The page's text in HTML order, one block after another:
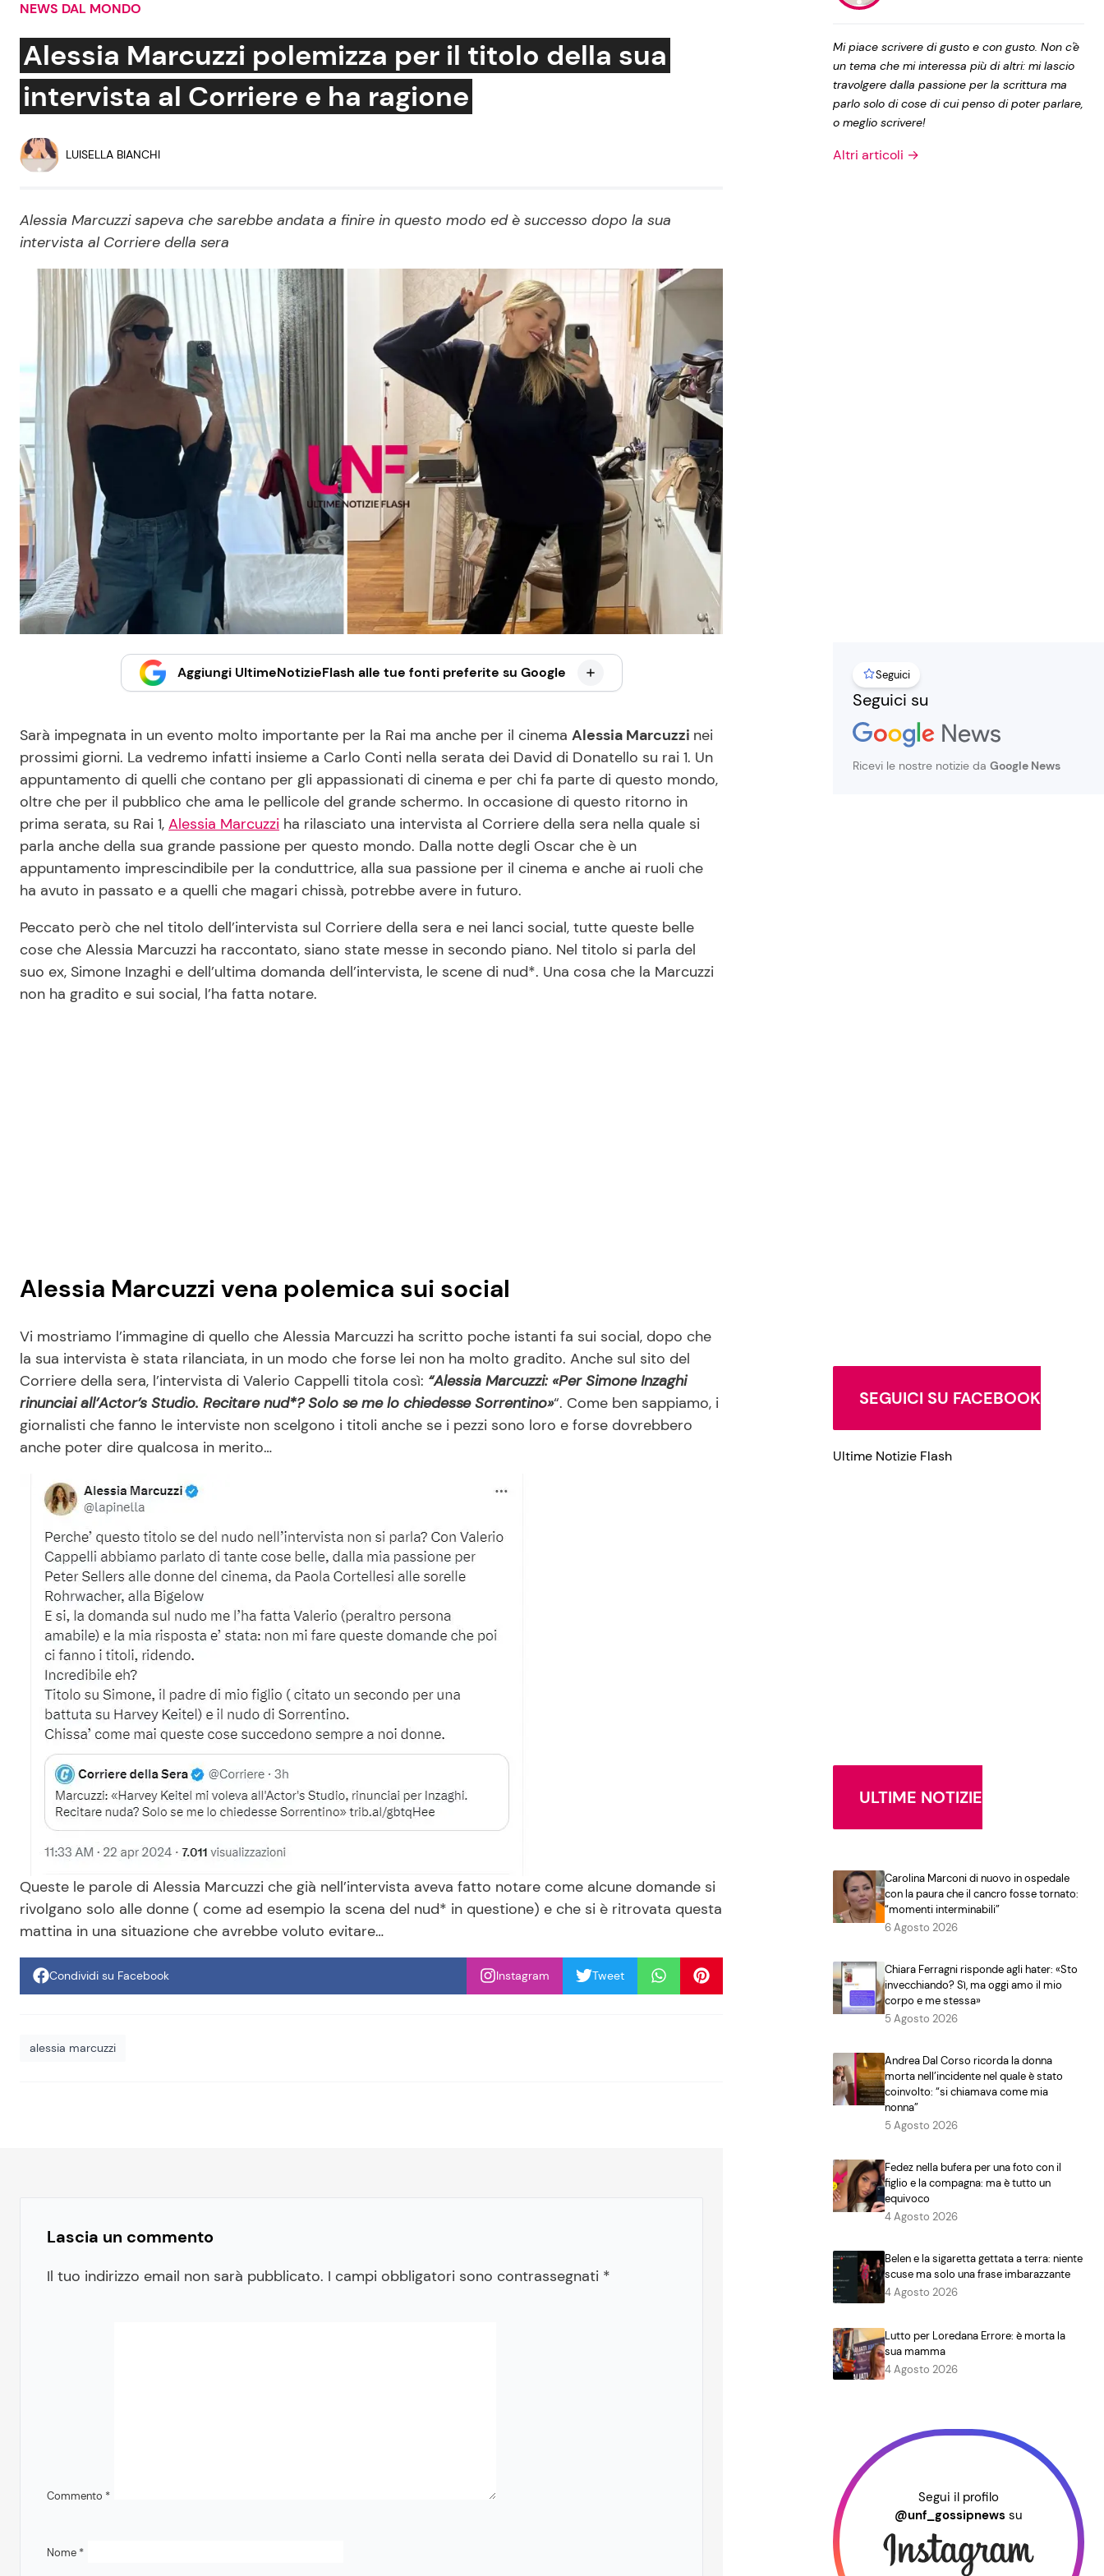
Social News
News dal mondo
Benessere
Mondo Mamma
Salute
Viaggi e Turismo
Festività
Le Ricette in TV
Ricette Feste
Ricette per Bambini
Privacy Policy
NEWS DAL MONDO
Alessia Marcuzzi polemizza per il titolo della sua
intervista al Corriere e ha ragione
LUISELLA BIANCHI
Alessia Marcuzzi sapeva che sarebbe andata a finire in questo modo ed è successo dopo la sua
intervista al Corriere della sera
Aggiungi UltimeNotizieFlash alle tue fonti preferite su Google
Sarà impegnata in un evento molto importante per la Rai ma anche per il cinema Alessia Marcuzzi nei
prossimi giorni. La vedremo infatti insieme a Carlo Conti nella serata dei David di Donatello su rai 1. Un
appuntamento di quelli che contano per gli appassionati di cinema e per chi fa parte di questo mondo,
oltre che per il pubblico che ama le pellicole del grande schermo. In occasione di questo ritorno in
prima serata, su Rai 1, Alessia Marcuzzi ha rilasciato una intervista al Corriere della sera nella quale si
parla anche della sua grande passione per questo mondo. Dalla notte degli Oscar che è un
appuntamento imprescindibile per la conduttrice, alla sua passione per il cinema e anche ai ruoli che
ha avuto in passato e a quelli che magari chissà, potrebbe avere in futuro.
Peccato però che nel titolo dell’intervista sul Corriere della sera e nei lanci social, tutte queste belle
cose che Alessia Marcuzzi ha raccontato, siano state messe in secondo piano. Nel titolo si parla del
suo ex, Simone Inzaghi e dell’ultima domanda dell’intervista, le scene di nud*. Una cosa che la Marcuzzi
non ha gradito e sui social, l’ha fatta notare.
Alessia Marcuzzi vena polemica sui social
Vi mostriamo l’immagine di quello che Alessia Marcuzzi ha scritto poche istanti fa sui social, dopo che
la sua intervista è stata rilanciata, in un modo che forse lei non ha molto gradito. Anche sul sito del
Corriere della sera, l’intervista di Valerio Cappelli titola così: “Alessia Marcuzzi: «Per Simone Inzaghi
rinunciai all’Actor’s Studio. Recitare nud*? Solo se me lo chiedesse Sorrentino»“. Come ben sappiamo, i
giornalisti che fanno le interviste non scelgono i titoli anche se i pezzi sono loro e forse dovrebbero
anche poter dire qualcosa in merito…
Queste le parole di Alessia Marcuzzi che già nell’intervista aveva fatto notare come alcune domande si
rivolgano solo alle donne ( come ad esempio la scena del nud* in questione) e che si è ritrovata questa
mattina in una situazione che avrebbe voluto evitare…
Condividi su Facebook Instagram Tweet
alessia marcuzzi
Lascia un commento
Il tuo indirizzo email non sarà pubblicato. I campi obbligatori sono contrassegnati *
Commento *
Nome *
Mi piace scrivere di gusto e con gusto. Non c'è
un tema che mi interessa più di altri: mi lascio
travolgere dalla passione per la scrittura ma
parlo solo di cose di cui penso di poter parlare,
o meglio scrivere!
Altri articoli →
Seguici
Seguici su
Ricevi le nostre notizie da Google News
SEGUICI SU FACEBOOK
Ultime Notizie Flash
ULTIME NOTIZIE
Carolina Marconi di nuovo in ospedale
con la paura che il cancro fosse tornato:
“momenti interminabili”
6 Agosto 2026
Chiara Ferragni risponde agli hater: «Sto
invecchiando? Sì, ma oggi amo il mio
corpo e me stessa»
5 Agosto 2026
Andrea Dal Corso ricorda la donna
morta nell’incidente nel quale è stato
coinvolto: “si chiamava come mia
nonna”
5 Agosto 2026
Fedez nella bufera per una foto con il
figlio e la compagna: ma è tutto un
equivoco
4 Agosto 2026
Belen e la sigaretta gettata a terra: niente
scuse ma solo una frase imbarazzante
4 Agosto 2026
Lutto per Loredana Errore: è morta la
sua mamma
4 Agosto 2026
Segui il profilo
@unf_gossipnews su